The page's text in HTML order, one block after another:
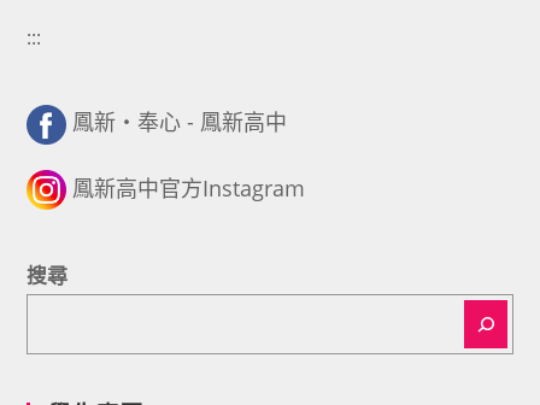
:::
鳳新・奉心 - 鳳新高中
鳳新高中官方Instagram
搜尋